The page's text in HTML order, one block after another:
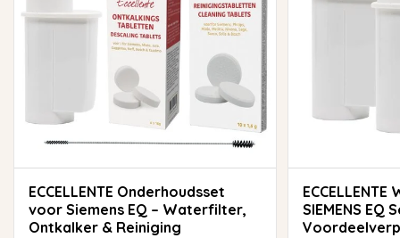
ECCELLENTE Onderhoudsset
voor Siemens EQ – Waterfilter,
Ontkalker & Reiniging
ECCELLENTE Waterfilter voor
SIEMENS EQ